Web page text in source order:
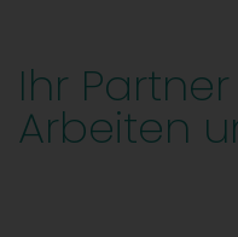
Ihr
Arbeiten